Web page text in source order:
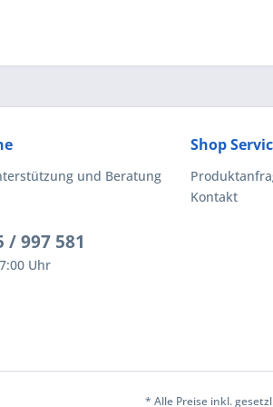
und Beratung
/ 997 581
Uhr
Shop
Kontakt
* Alle Preise inkl.